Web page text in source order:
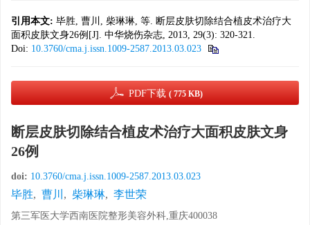
引用本文: 毕胜, 曹川, 柴琳琳, 等. 断层皮肤切除结合植皮术治疗大
面积皮肤文身26例[J]. 中华烧伤杂志, 2013, 29(3): 320-321.
Doi: 10.3760/cma.j.issn.1009-2587.2013.03.023
PDF下载 ( 775 KB)
断层皮肤切除结合植皮术治疗大面积皮肤文身
26例
doi: 10.3760/cma.j.issn.1009-2587.2013.03.023
毕胜, 曹川 , 柴琳琳, 李世荣
第三军医大学西南医院整形美容外科,重庆400038